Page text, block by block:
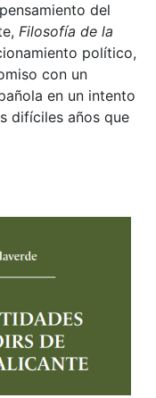
del
Filosofía de la
político,
con un
en un intento
difíciles años que